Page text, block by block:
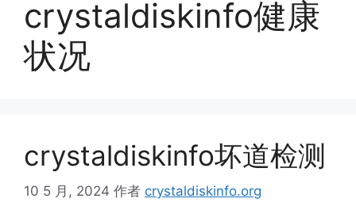
crystaldiskinfo健康
状况
crystaldiskinfo坏道检测
10 5 月, 2024 作者 crystaldiskinfo.org